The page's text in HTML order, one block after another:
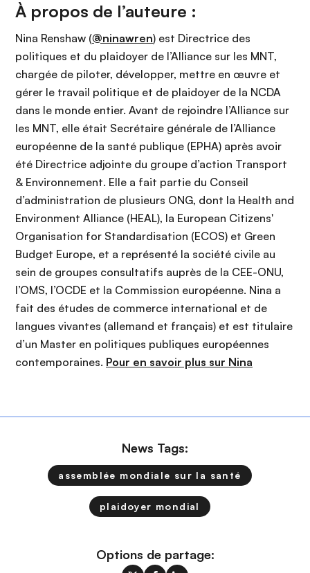
À propos de l’auteure :
Nina Renshaw (@ninawren) est Directrice des
politiques et du plaidoyer de l’Alliance sur les MNT,
chargée de piloter, développer, mettre en œuvre et
gérer le travail politique et de plaidoyer de la NCDA
dans le monde entier. Avant de rejoindre l’Alliance sur
les MNT, elle était Secrétaire générale de l’Alliance
européenne de la santé publique (EPHA) après avoir
été Directrice adjointe du groupe d’action Transport
& Environnement. Elle a fait partie du Conseil
d’administration de plusieurs ONG, dont la Health and
Environment Alliance (HEAL), la European Citizens'
Organisation for Standardisation (ECOS) et Green
Budget Europe, et a représenté la société civile au
sein de groupes consultatifs auprès de la CEE-ONU,
l’OMS, l’OCDE et la Commission européenne. Nina a
fait des études de commerce international et de
langues vivantes (allemand et français) et est titulaire
d’un Master en politiques publiques européennes
contemporaines. Pour en savoir plus sur Nina
News Tags:
assemblée mondiale sur la santé
plaidoyer mondial
Options de partage: